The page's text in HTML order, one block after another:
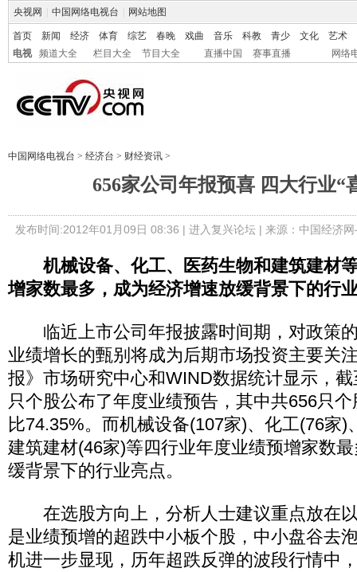
央视网 中国网络电视台 网站地图
首页 新闻 经济 体育 综艺 春晚 戏曲 音乐 科教 青少 文化
艺术
电视
频道大全 栏目大全 节目大全 直播中国 赛事直播 网络
中国网络电视台 > 经济台 > 财经资讯 >
656家公司年报预喜 四大行业“
发布时间:2012年01月09日 08:36 | 进入复兴论坛| 来源：中国经济
机械设备、化工、医药生物和建筑建材
增家数最多，成为经济增速放缓背景下的行
临近上市公司年报披露时间期，对政策
业绩增长的甄别将成为后期市场投资主要关
报》市场研究中心和WIND数据统计显示，
只个股公布了年度业绩预告，其中共656只
比74.35%。而机械设备(107家)、化工(76家)
建筑建材(46家)等四行业年度业绩预增家数
缓背景下的行业亮点。
在选股方向上，分析人士建议重点放在
是业绩预增的超跌中小板个股，中小盘谷去
机进一步显现，历年超跌反弹的波段行情中